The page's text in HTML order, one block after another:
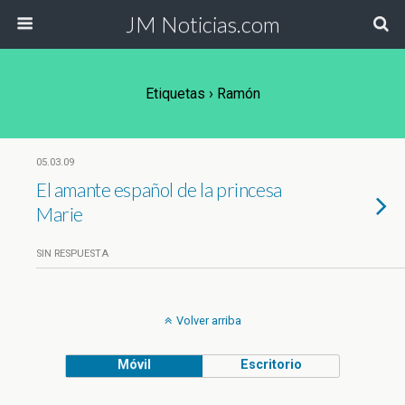
JM Noticias.com
Etiquetas › Ramón
05.03.09
El amante español de la princesa
Marie
SIN RESPUESTA
Volver arriba
Móvil Escritorio